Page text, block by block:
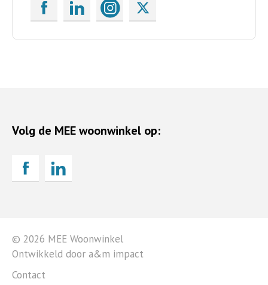
Volg de MEE woonwinkel op:
© 2026 MEE Woonwinkel
Ontwikkeld door a&m impact
Contact